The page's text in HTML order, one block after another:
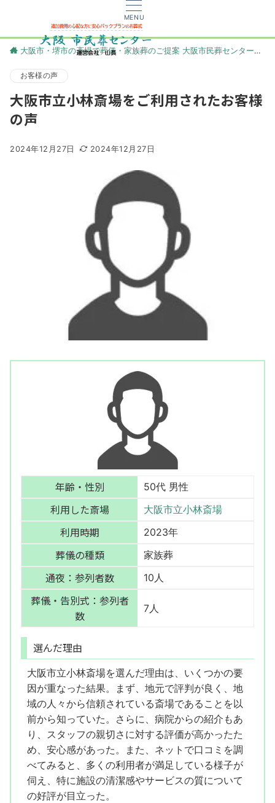
MENU
大阪市・堺市の斎場で葬儀・家族葬のご提案 大阪市民葬センター
お客様の声
大阪市立小林斎場をご利用されたお客様
の声
2024年12月27日 2024年12月27日
年齢・性別 50代 男性
利用した斎場 大阪市立小林斎場
利用時期 2023年
葬儀の種類 家族葬
通夜：参列者数 10人
葬儀・告別式：参列者
数
7人
選んだ理由
大阪市立小林斎場を選んだ理由は、いくつかの要
因が重なった結果。まず、地元で評判が良く、地
域の人々から信頼されている斎場であることを以
前から知っていた。さらに、病院からの紹介もあ
り、スタッフの親切さに対する評価が高かったた
め、安心感があった。また、ネットで口コミを調
べてみると、多くの利用者が満足している様子が
伺え、特に施設の清潔感やサービスの質について
の好評が目立った。